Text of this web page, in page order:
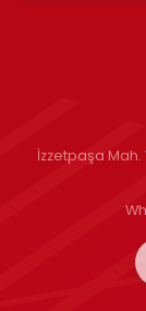
İzzetpaşa Mah.